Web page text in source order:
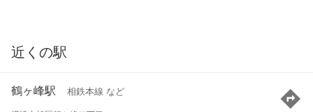
近くの駅
鶴ヶ峰駅 相鉄本線 など